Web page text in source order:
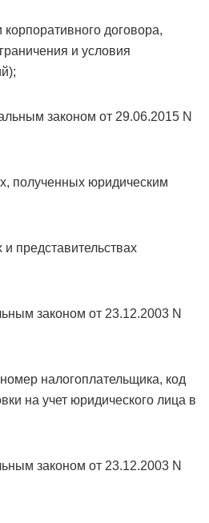
договора,
и условия
законом от 29.06.2015 N
полученных юридическим
представительствах
законом от 23.12.2003 N
налогоплательщика, код
на учет юридического лица в
законом от 23.12.2003 N